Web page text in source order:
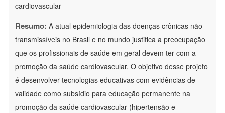
cardiovascular
Resumo: A atual epidemiologia das doenças crônicas não
transmissíveis no Brasil e no mundo justifica a preocupação
que os profissionais de saúde em geral devem ter com a
promoção da saúde cardiovascular. O objetivo desse projeto
é desenvolver tecnologias educativas com evidências de
validade como subsídio para educação permanente na
promoção da saúde cardiovascular (hipertensão e